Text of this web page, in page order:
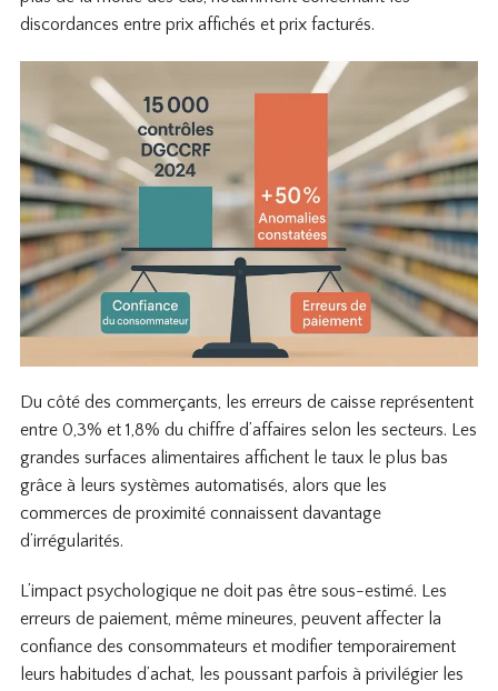
discordances entre prix affichés et prix facturés.
Du côté des commerçants, les erreurs de caisse représentent
entre 0,3% et 1,8% du chiffre d’affaires selon les secteurs. Les
grandes surfaces alimentaires affichent le taux le plus bas
grâce à leurs systèmes automatisés, alors que les
commerces de proximité connaissent davantage
d’irrégularités.
L’impact psychologique ne doit pas être sous-estimé. Les
erreurs de paiement, même mineures, peuvent affecter la
confiance des consommateurs et modifier temporairement
leurs habitudes d’achat, les poussant parfois à privilégier les